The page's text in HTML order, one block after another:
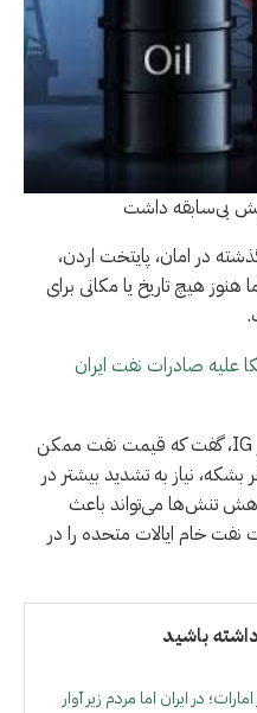
بی‌سابقه داشت
در امان، پایتخت اردن،
هنوز هیچ تاریخ یا مکانی برای
علیه صادرات نفت ایران
از سوی دیگر، تونی سیکامور، تحلیلگر IG، گفت که قیمت نفت ممکن
۶۵ تا ۶۶ دلار در هر بشکه، نیاز به تشدید بیشتر در
تنش‌ها می‌تواند باعث
خام ایالات متحده را در
باشید
در ایران اما مردم زیر آوار